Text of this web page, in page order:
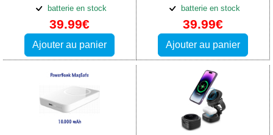
Xiaomi Redmi Note 12(5G)
batterie en stock
39.99€
Ajouter au panier
P3400XUEGEU:Batterie
Xiaomi Redmi Note 12(5G)
batterie en stock
39.99€
Ajouter au panier